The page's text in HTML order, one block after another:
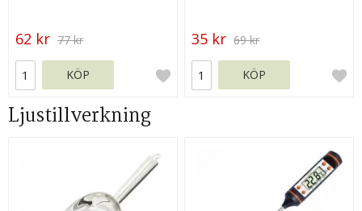
62 kr 77 kr
KÖP
35 kr 69 kr
KÖP
Ljustillverkning